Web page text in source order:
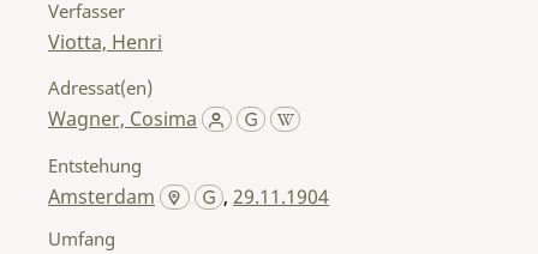
Verfasser
Viotta, Henri
Adressat(en)
Wagner, Cosima
Entstehung
Amsterdam ,29.11.1904
Umfang